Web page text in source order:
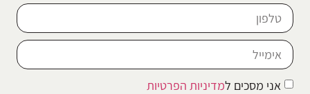
אני מסכים למדיניות הפרטיות